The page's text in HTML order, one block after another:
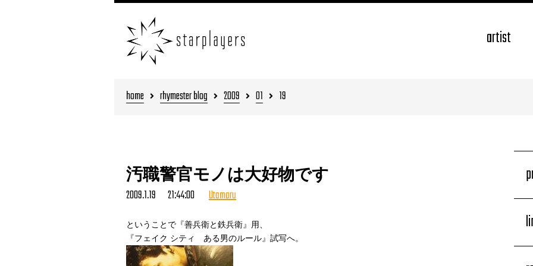
artist
home rhymester blog 2009 01 19
汚職警官モノは大好物です
2009.1.19 21:44:00 Utamaru
ということで『善兵衛と鉄兵衛』用、
『フェイク シティ ある男のルール』試写へ。